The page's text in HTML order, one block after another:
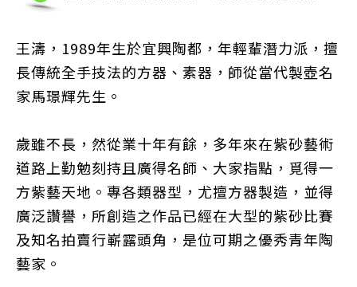
王濤，1989年生於宜興陶都，年輕輩潛力派，擅
長傳統全手技法的方器、素器，師從當代製壺名
家馬璟輝先生。
歲雖不長，然從業十年有餘，多年來在紫砂藝術
道路上勤勉刻持且廣得名師、大家指點，覓得一
方紫藝天地。專各類器型，尤擅方器製造，並得
廣泛讚譽，所創造之作品已經在大型的紫砂比賽
及知名拍賣行嶄露頭角，是位可期之優秀青年陶
藝家。